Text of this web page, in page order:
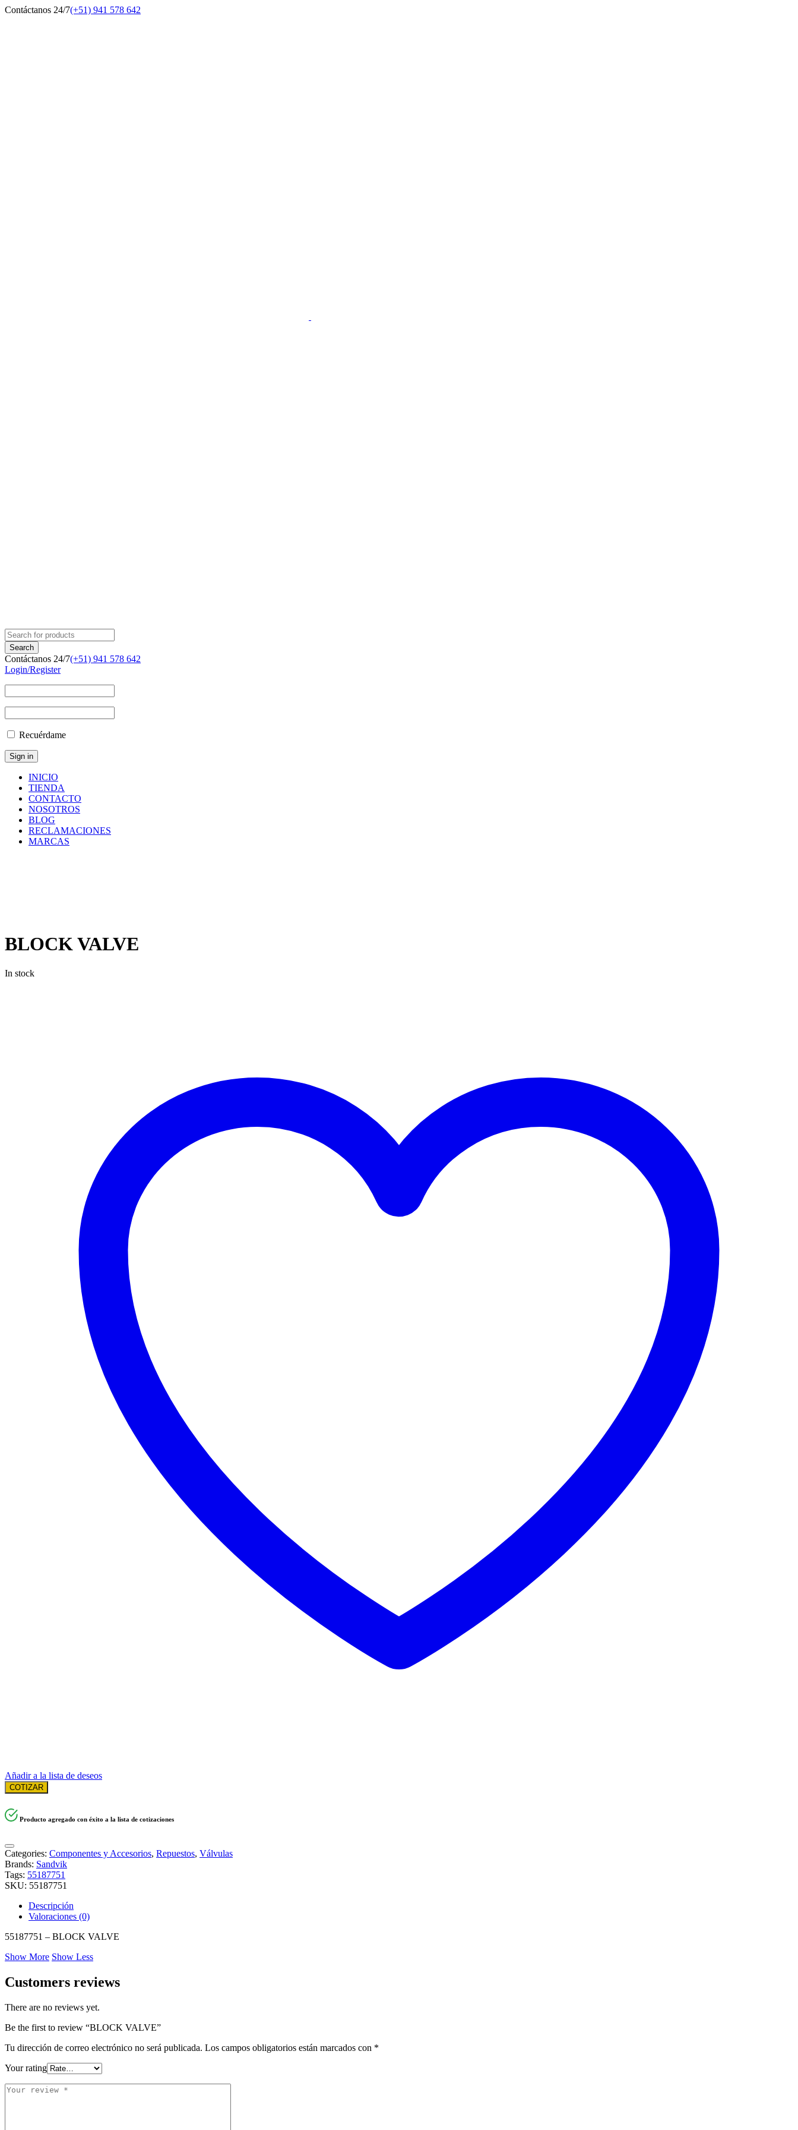
Contáctanos 24/7(+51) 941 578 642
Contáctanos 24/7(+51) 941 578 642
Login/Register
Recuérdame
INICIO
TIENDA
CONTACTO
NOSOTROS
BLOG
RECLAMACIONES
MARCAS
BLOCK VALVE
In stock
Añadir a la lista de deseos
COTIZAR
Producto agregado con éxito a la lista de cotizaciones
Categories: Componentes y Accesorios, Repuestos, Válvulas
Brands: Sandvik
Tags: 55187751
SKU: 55187751
Descripción
Valoraciones (0)
55187751 – BLOCK VALVE
Show More Show Less
Customers reviews
There are no reviews yet.
Be the first to review “BLOCK VALVE”
Tu dirección de correo electrónico no será publicada. Los campos obligatorios están marcados con *
Your rating